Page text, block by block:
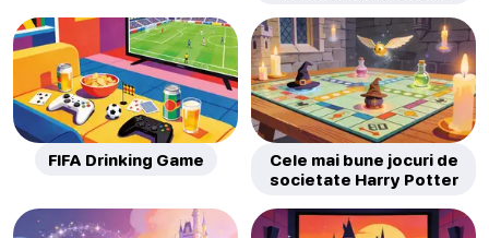
FIFA Drinking Game
Cele mai bune jocuri de
societate Harry Potter